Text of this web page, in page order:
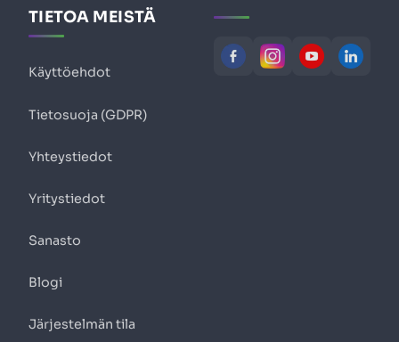
TIETOA MEISTÄ
Käyttöehdot
Tietosuoja (GDPR)
Yhteystiedot
Yritystiedot
Sanasto
Blogi
Järjestelmän tila